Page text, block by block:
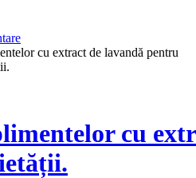
cu extract de lavandă pentru
cu